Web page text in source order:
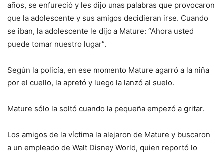
años, se enfureció y les dijo unas palabras que provocaron
que la adolescente y sus amigos decidieran irse. Cuando
se iban, la adolescente le dijo a Mature: “Ahora usted
puede tomar nuestro lugar”.
Según la policía, en ese momento Mature agarró a la niña
por el cuello, la apretó y luego la lanzó al suelo.
Mature sólo la soltó cuando la pequeña empezó a gritar.
Los amigos de la víctima la alejaron de Mature y buscaron
a un empleado de Walt Disney World, quien reportó lo